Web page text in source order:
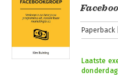
Paperback
Laatste